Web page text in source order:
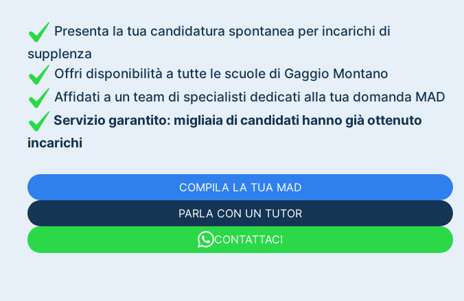
Presenta la tua candidatura spontanea per incarichi di
supplenza
Offri disponibilità a tutte le scuole di Gaggio Montano
Affidati a un team di specialisti dedicati alla tua domanda MAD
Servizio garantito: migliaia di candidati hanno già ottenuto
incarichi
COMPILA LA TUA MAD
PARLA CON UN TUTOR
CONTATTACI